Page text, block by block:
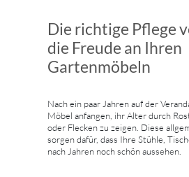
Die richtige Pflege
die Freude an Ihren
Gartenmöbeln
Nach ein paar Jahren auf der
Möbel anfangen, ihr Alter durch
oder Flecken zu zeigen. Diese
sorgen dafür, dass Ihre Stühle,
nach Jahren noch schön aussehen.